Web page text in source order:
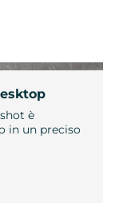
è
in un preciso